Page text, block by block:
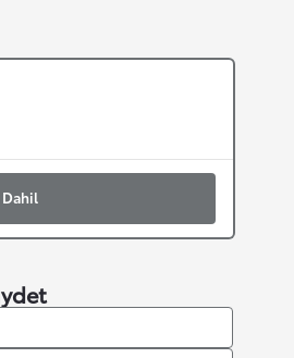
Dahil